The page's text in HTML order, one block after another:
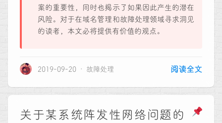
案的重要性，同时也揭示了如果因此产生的潜在
风险。对于在域名管理和故障处理领域寻求洞见
的读者，本文必将提供有价值的观点。
2019-09-20 故障处理 阅读全文
关于某系统阵发性网络问题的